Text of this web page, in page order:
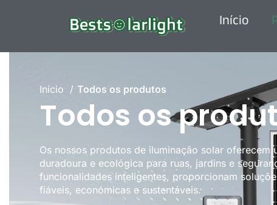
Início
Início Todos os produtos
Todos os
Os nossos produtos de iluminação solar oferecem
duradoura e ecológica para ruas, jardins e
funcionalidades inteligentes, proporcionam
fiáveis, económicas e sustentáveis.